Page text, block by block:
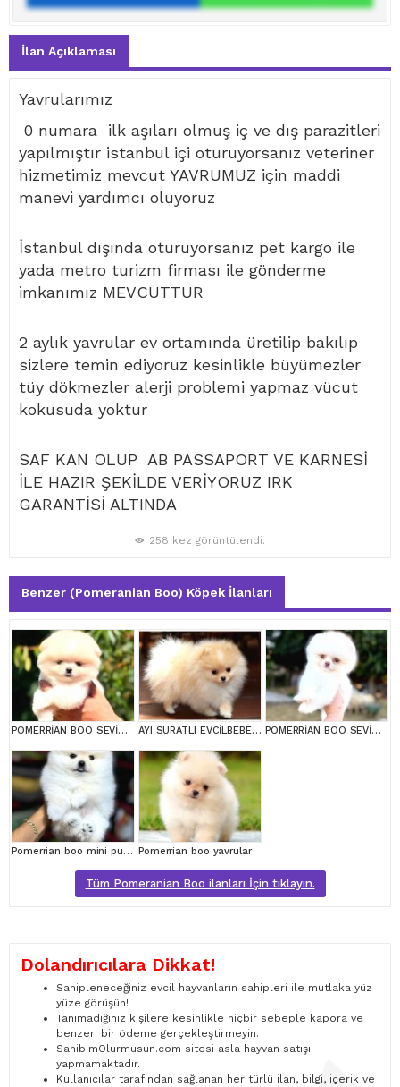
İlan Açıklaması
Yavrularımız
0 numara ilk aşıları olmuş iç ve dış parazitleri
yapılmıştır istanbul içi oturuyorsanız veteriner
hizmetimiz mevcut YAVRUMUZ için maddi
manevi yardımcı oluyoruz
İstanbul dışında oturuyorsanız pet kargo ile
yada metro turizm firması ile gönderme
imkanımız MEVCUTTUR
2 aylık yavrular ev ortamında üretilip bakılıp
sizlere temin ediyoruz kesinlikle büyümezler
tüy dökmezler alerji problemi yapmaz vücut
kokusuda yoktur
SAF KAN OLUP AB PASSAPORT VE KARNESİ
İLE HAZIR ŞEKİLDE VERİYORUZ IRK
GARANTİSİ ALTINDA
258 kez görüntülendi.
Benzer (Pomeranian Boo) Köpek İlanları
POMERRİAN BOO SEVİMLİ YAVRULAR AYI SURATLI EVCİLBEBEKLER MİNİ PUPPY BOY POMERRİAN BOO POMERRİAN BOO SEVİMLİ YAVRULAR
Pomerrian boo mini puppy boy Pomerrian boo yavrular
Tüm Pomeranian Boo ilanları İçin tıklayın.
Dolandırıcılara Dikkat!
Sahipleneceğiniz evcil hayvanların sahipleri ile mutlaka yüz
yüze görüşün!
Tanımadığınız kişilere kesinlikle hiçbir sebeple kapora ve
benzeri bir ödeme gerçekleştirmeyin.
SahibimOlurmusun.com sitesi asla hayvan satışı
yapmamaktadır.
Kullanıcılar tarafından sağlanan her türlü ilan, bilgi, içerik ve